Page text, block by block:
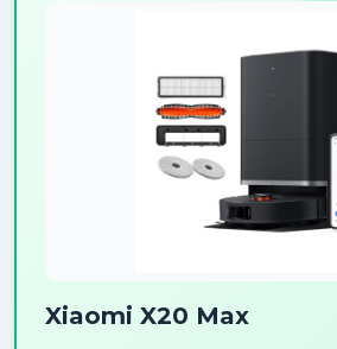
Xiaomi X20 Max